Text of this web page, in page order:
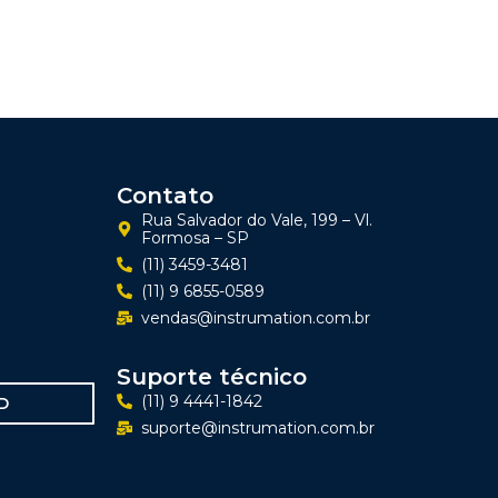
Contato
Rua Salvador do Vale, 199 – Vl.
Formosa – SP
(11) 3459-3481
(11) 9 6855-0589
vendas@instrumation.com.br
Suporte técnico
(11) 9 4441-1842
suporte@instrumation.com.br